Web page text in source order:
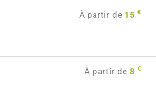
À partir de 15 €
À partir de 8 €